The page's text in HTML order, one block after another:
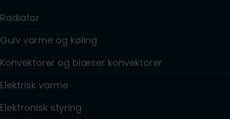
Radiator
Gulv varme og køling
Konvektorer og blæser konvektorer
Elektrisk varme
Elektronisk styring